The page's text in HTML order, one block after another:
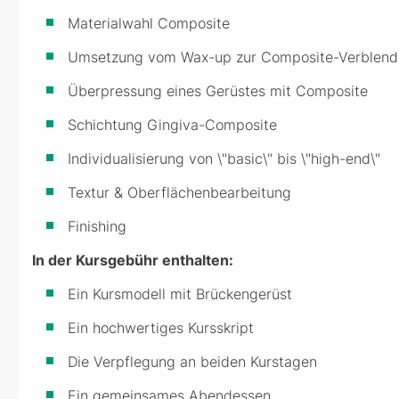
Materialwahl Composite
Umsetzung vom Wax-up zur Composite-
Überpressung eines Gerüstes mit Composite
Schichtung Gingiva-Composite
Individualisierung von \"basic\" bis \"high-end\"
Textur & Oberflächenbearbeitung
Finishing
In der Kursgebühr enthalten:
Ein Kursmodell mit Brückengerüst
Ein hochwertiges Kursskript
Die Verpflegung an beiden Kurstagen
Ein gemeinsames Abendessen